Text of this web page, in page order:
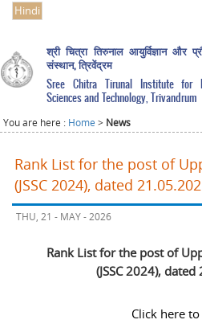
Hindi
श्री चित्रा तिरुनाल आयुर्विज्ञान और
संस्थान, त्रिवेंद्रम
Sree Chitra Tirunal Institute for
Sciences and Technology, Trivandrum
You are here : Home > News
Rank List for the post of
(JSSC 2024), dated
THU, 21 - MAY - 2026
Rank List for the post of
(JSSC 2024),
Click here